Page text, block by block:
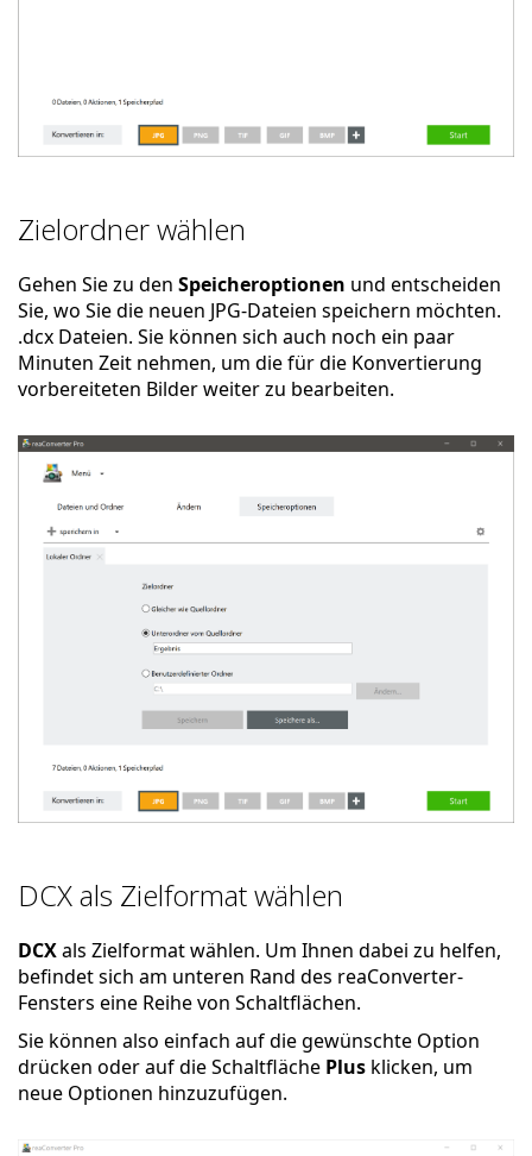
Zielordner wählen
Gehen Sie zu den Speicheroptionen und entscheiden
Sie, wo Sie die neuen JPG-Dateien speichern möchten.
.dcx Dateien. Sie können sich auch noch ein paar
Minuten Zeit nehmen, um die für die Konvertierung
vorbereiteten Bilder weiter zu bearbeiten.
DCX als Zielformat wählen
DCXals Zielformat wählen. Um Ihnen dabei zu helfen,
befindet sich am unteren Rand des reaConverter-
Fensters eine Reihe von Schaltflächen.
Sie können also einfach auf die gewünschte Option
drücken oder auf die Schaltfläche Plus klicken, um
neue Optionen hinzuzufügen.